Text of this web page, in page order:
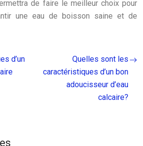
de faire le meilleur choix pour
une eau de boisson saine et de
d’un
Quelles sont les
caractéristiques d’un bon
adoucisseur d’eau
calcaire?